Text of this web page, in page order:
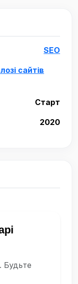
SEO
сайтів
Старт
2020
Будьте